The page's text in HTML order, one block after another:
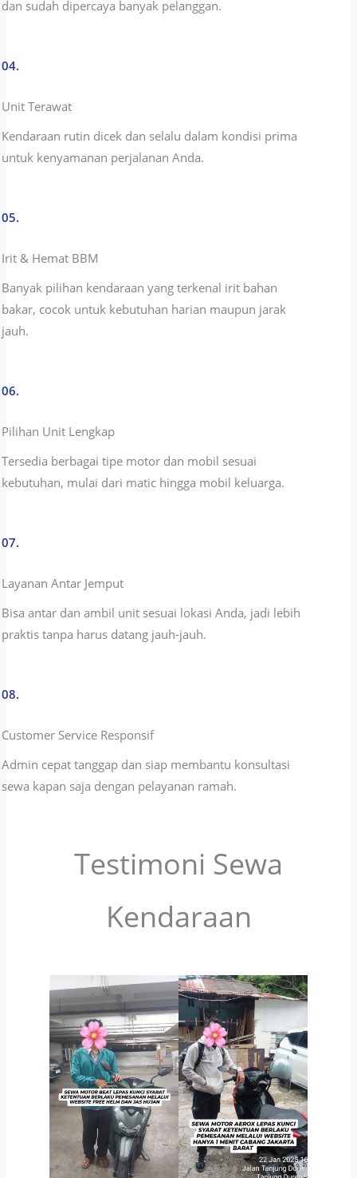
dan sudah dipercaya banyak pelanggan.
04.
Unit Terawat
Kendaraan rutin dicek dan selalu dalam kondisi prima
untuk kenyamanan perjalanan Anda.
05.
Irit & Hemat BBM
Banyak pilihan kendaraan yang terkenal irit bahan
bakar, cocok untuk kebutuhan harian maupun jarak
jauh.
06.
Pilihan Unit Lengkap
Tersedia berbagai tipe motor dan mobil sesuai
kebutuhan, mulai dari matic hingga mobil keluarga.
07.
Layanan Antar Jemput
Bisa antar dan ambil unit sesuai lokasi Anda, jadi lebih
praktis tanpa harus datang jauh-jauh.
08.
Customer Service Responsif
Admin cepat tanggap dan siap membantu konsultasi
sewa kapan saja dengan pelayanan ramah.
Testimoni Sewa
Kendaraan